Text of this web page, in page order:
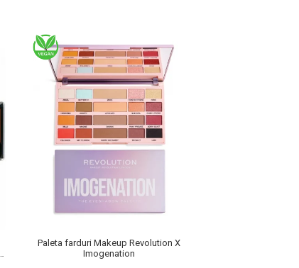
Paleta farduri Makeup Revolution X
Imogenation